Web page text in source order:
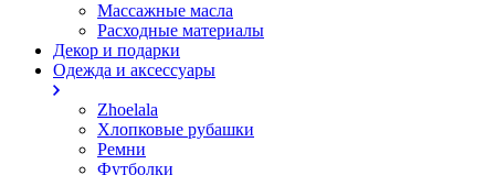
Массажные масла
Расходные материалы
Декор и подарки
Одежда и аксессуары
Zhoelala
Хлопковые рубашки
Ремни
Футболки